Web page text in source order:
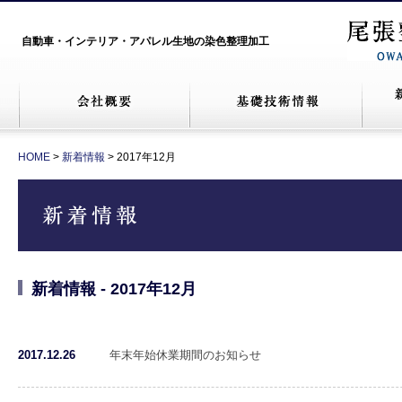
自動車・インテリア・アパレル生地の染色整理加工
HOME> 新着情報 > 2017年12月
新着情報 - 2017年12月
2017.12.26 年末年始休業期間のお知らせ